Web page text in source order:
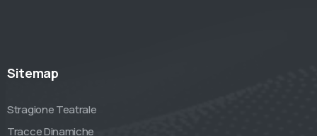
Sitemap
Stragione Teatrale
Tracce Dinamiche